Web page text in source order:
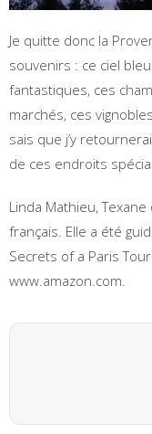
Je quitte donc la
souvenirs : ce ciel
fantastiques, ces
marchés, ces
sais que j’y
de ces endroits
Linda Mathieu,
français. Elle a été
Secrets of a Paris
www.amazon.com.